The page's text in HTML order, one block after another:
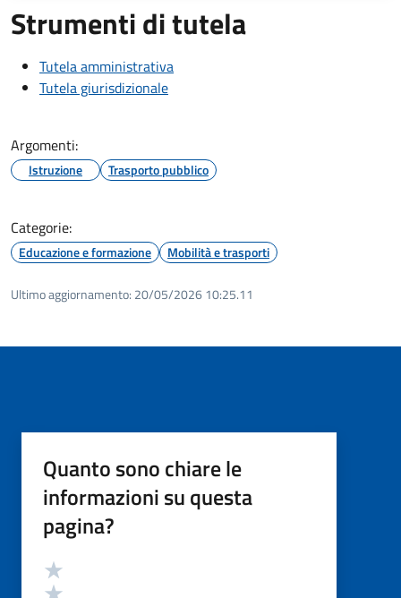
Strumenti di tutela
Tutela amministrativa
Tutela giurisdizionale
Argomenti:
Istruzione Trasporto pubblico
Categorie:
Educazione e formazione Mobilità e trasporti
Ultimo aggiornamento: 20/05/2026 10:25.11
Quanto sono chiare le
informazioni su questa
pagina?
Valutazione